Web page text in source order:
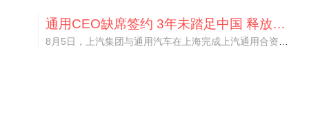
通用CEO缺席签约 3年未踏足中国 释放反常信号